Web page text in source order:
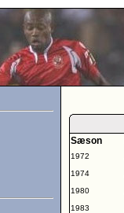
Sæson
1972
1974
1980
1983